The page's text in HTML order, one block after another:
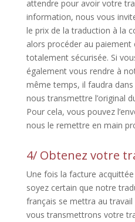
attendre pour avoir votre
information, nous vous
le prix de la traduction à la
alors procéder au paiement
totalement sécurisée. Si
également vous rendre à
même temps, il faudra
nous transmettre l’original
Pour cela, vous pouvez
nous le remettre en main
4/ Obtenez votre
Une fois la facture
soyez certain que notre
français se mettra au
vous transmettrons votre